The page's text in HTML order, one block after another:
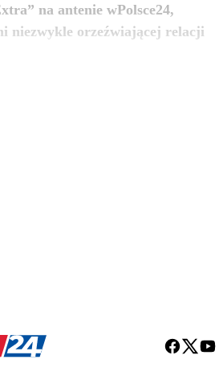
na antenie wPolsce24,
niezwykle orzeźwiającej relacji
zobacz więcej